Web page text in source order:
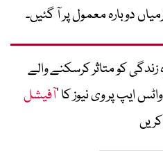
دوبارہ معمول پر آ گئیں۔
کو متاثر کرسکنے والے
ایپ پر وی نیوز کا ’آفیشل